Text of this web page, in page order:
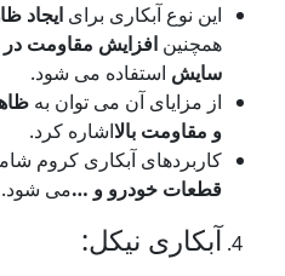
نوع آبکاری برایایجاد ظاهری
افزایش مقاومت در برابر
استفاده می شود.
مزایای آن می توان بهظاهر زیبا،
مقاومت بالااشاره کرد.
آبکاری کروم شامللوازم
خودرو و…می شود.
نیکل: